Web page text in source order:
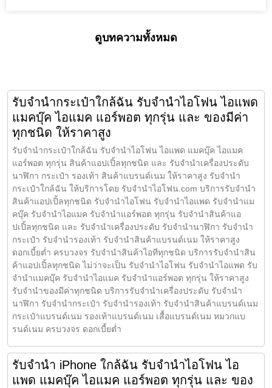
ดูบทความทั้งหมด
รับจำนำกระเป๋าใกล้ฉัน รับจำนำไอโฟน ไอแพด
แมคบุ๊ค ไอแมค แอร์พอต ทุกรุ่น และ ของมีค่า
ทุกชนิด ให้ราคาสูง
รับจำนำกระเป๋าใกล้ฉัน รับจำนำไอโฟน ไอแพด แมคบุ๊ค ไอแมค
แอร์พอต ทุกรุ่น สินค้าแอปเปิ้ลทุกชนิด และ รับจำนำเครื่องประดับ
นาฬิกา กระเป๋า รองเท้า สินค้าแบรนด์เนม ให้ราคาสูง รับจำนำ
กระเป๋าใกล้ฉัน ให้บริการโดย รับจํานําไอโฟน.com บริการรับจำนำ
สินค้าแอปเปิ้ลทุกชนิด รับจำนำไอโฟน รับจำนำไอแพด รับจำนำแม
คบุ๊ค รับจำนำไอแมค รับจำนำแอร์พอต ทุกรุ่น รับจำนำสินค้าแอ
ปเปิ้ลทุกชนิด และ รับจำนำเครื่องประดับ รับจำนำนาฬิกา รับจำนำ
กระเป๋า รับจำนำรองเท้า รับจำนำสินค้าแบรนด์เนม ให้ราคาสูง
ดอกเบี้ยต่ำ ครบวงจร รับจำนำสินค้าไอทีทุกชนิด บริการรับจำนำสิน
ค้าแอปเปิ้ลทุกชนิด ไม่ว่าจะเป็น รับจำนำไอโฟน รับจำนำไอแพด รับ
จำนำแมคบุ๊ค รับจำนำไอแมค รับจำนำแอร์พอต ทุกรุ่น ให้ราคาสูง
รับจำนำของมีค่าทุกชนิด บริการรับจำนำเครื่องประดับ รับจำนำ
นาฬิกา รับจำนำกระเป๋า รับจำนำรองเท้า รับจำนำสินค้าแบรนด์เนม
กระเป๋าแบรนด์เนม รองเท้าแบรนด์เนม เสื้อแบรนด์เนม หมวกแบ
รนด์เนม ครบวงจร ดอกเบี้ยต่ำ
รับจำนำ iPhone ใกล้ฉัน รับจำนำไอโฟน ไอ
แพด แมคบุ๊ค ไอแมค แอร์พอต ทุกรุ่น และ ของ